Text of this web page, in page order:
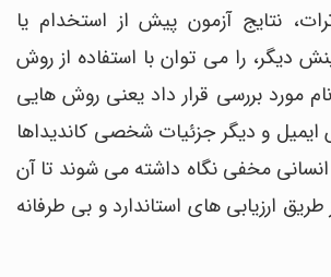
نتایج آزمون پیش از استخدام یا
دیگر، را می توان با استفاده از روش
مورد بررسی قرار داد یعنی روش هایی
ایمیل و دیگر جزئیات شخصی کاندیداها
انسانی مخفی نگاه داشته می شوند تا آن
طریق ارزیابی های استاندارد و بی طرفانه